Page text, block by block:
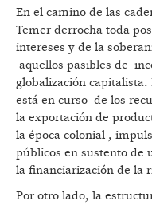
En el camino de las
Temer derrocha toda
intereses y de la
aquellos pasibles de
globalización
está en curso de los
la exportación de
la época colonial ,
públicos en sustento de
la financiarización de la
Por otro lado, la